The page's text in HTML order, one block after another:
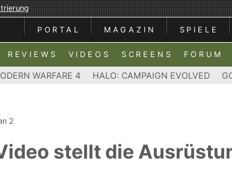
PORTAL MAGAZIN SPIELE
REVIEWS VIDEOS SCREENS FORUM
WARFARE 4 HALO: CAMPAIGN EVOLVED
2
stellt die